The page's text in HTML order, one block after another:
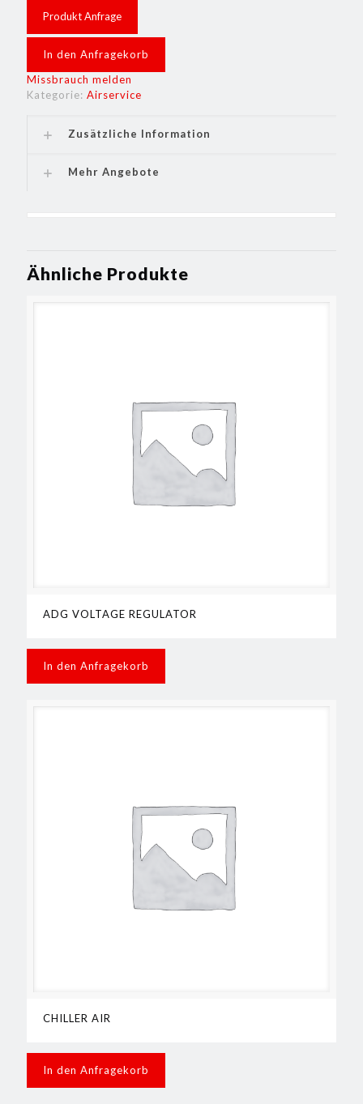
Produkt Anfrage
In den Anfragekorb
Missbrauch melden
Kategorie: Airservice
Zusätzliche Information
Mehr Angebote
Ähnliche Produkte
ADG VOLTAGE REGULATOR
In den Anfragekorb
CHILLER AIR
In den Anfragekorb